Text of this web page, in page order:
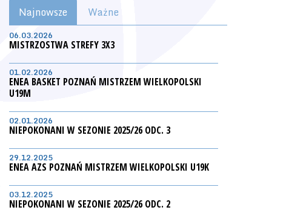
Najnowsze Ważne
06.03.2026
MISTRZOSTWA STREFY 3X3
01.02.2026
ENEA BASKET POZNAŃ MISTRZEM WIELKOPOLSKI
U19M
02.01.2026
NIEPOKONANI W SEZONIE 2025/26 ODC. 3
29.12.2025
ENEA AZS POZNAŃ MISTRZEM WIELKOPOLSKI U19K
03.12.2025
NIEPOKONANI W SEZONIE 2025/26 ODC. 2